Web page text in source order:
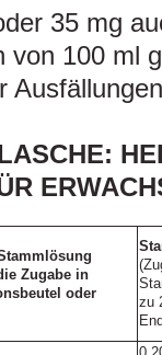
35 mg
von 100 ml
Zugabe in
oder
zu